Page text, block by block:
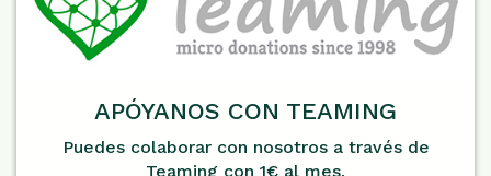
APÓYANOS CON TEAMING
Puedes colaborar con nosotros a través de
Teaming con 1€ al mes.